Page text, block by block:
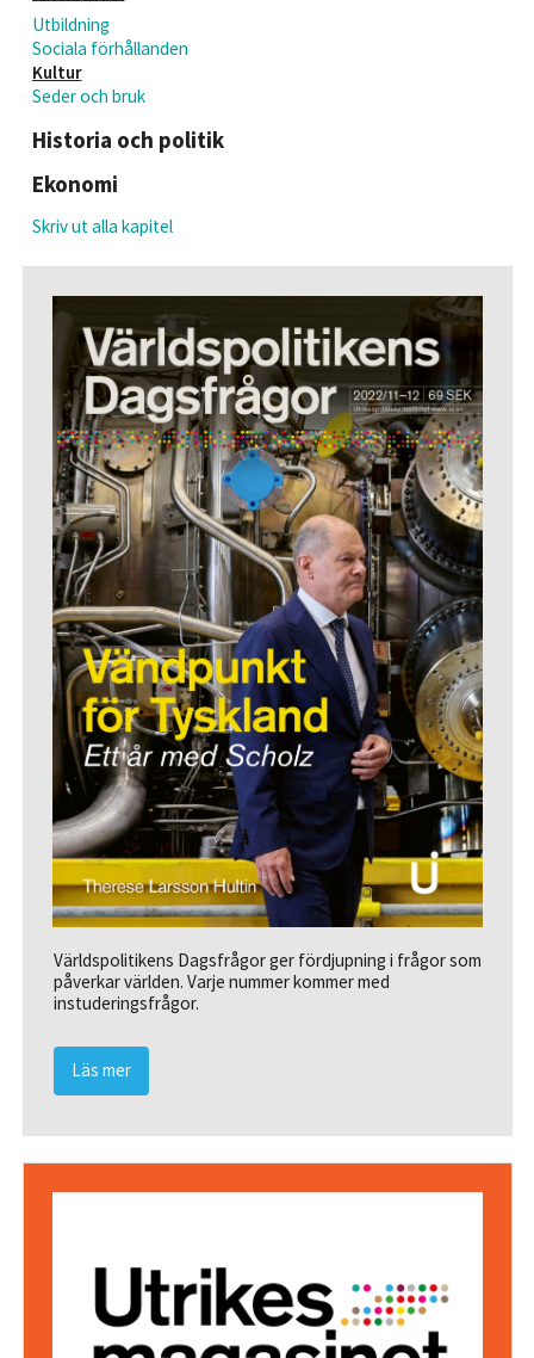
Utbildning
Sociala förhållanden
Kultur
Seder och bruk
Historia och politik
Ekonomi
Skriv ut alla kapitel
Världspolitikens Dagsfrågor ger fördjupning i frågor som
påverkar världen. Varje nummer kommer med
instuderingsfrågor.
Läs mer